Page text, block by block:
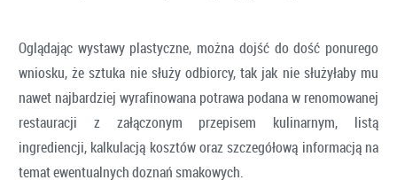
Oglądając wystawy plastyczne, można dojść do dość ponurego
wniosku, że sztuka nie służy odbiorcy, tak jak nie służyłaby mu
nawet najbardziej wyrafinowana potrawa podana w renomowanej
restauracji z załączonym przepisem kulinarnym, listą
ingrediencji, kalkulacją kosztów oraz szczegółową informacją na
temat ewentualnych doznań smakowych.